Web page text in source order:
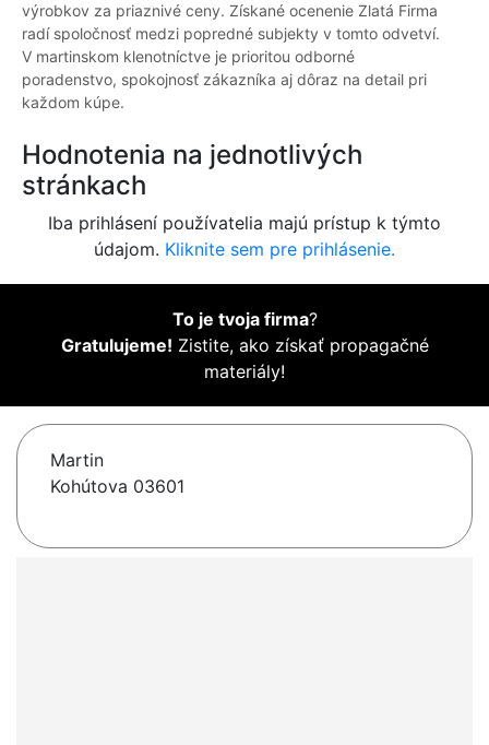
výrobkov za priaznivé ceny. Získané ocenenie Zlatá Firma
radí spoločnosť medzi popredné subjekty v tomto odvetví.
V martinskom klenotníctve je prioritou odborné
poradenstvo, spokojnosť zákazníka aj dôraz na detail pri
každom kúpe.
Hodnotenia na jednotlivých
stránkach
Iba prihlásení používatelia majú prístup k týmto
údajom. Kliknite sem pre prihlásenie.
To je tvoja firma?
Gratulujeme! Zistite, ako získať propagačné
materiály!
Martin
Kohútova 03601